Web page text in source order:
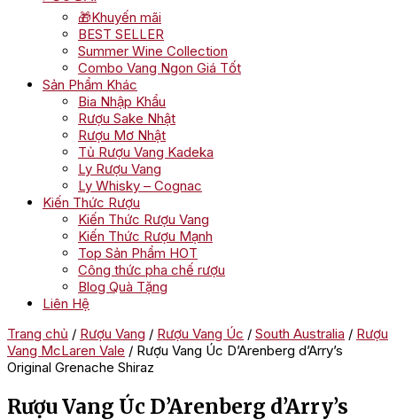
🎁Khuyến mãi
BEST SELLER
Summer Wine Collection
Combo Vang Ngon Giá Tốt
Sản Phẩm Khác
Bia Nhập Khẩu
Rượu Sake Nhật
Rượu Mơ Nhật
Tủ Rượu Vang Kadeka
Ly Rượu Vang
Ly Whisky – Cognac
Kiến Thức Rượu
Kiến Thức Rượu Vang
Kiến Thức Rượu Mạnh
Top Sản Phẩm HOT
Công thức pha chế rượu
Blog Quà Tặng
Liên Hệ
Trang chủ / Rượu Vang / Rượu Vang Úc / South Australia / Rượu
Vang McLaren Vale / Rượu Vang Úc D’Arenberg d’Arry’s
Original Grenache Shiraz
Rượu Vang Úc D’Arenberg d’Arry’s